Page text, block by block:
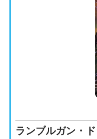
ランブルガン・